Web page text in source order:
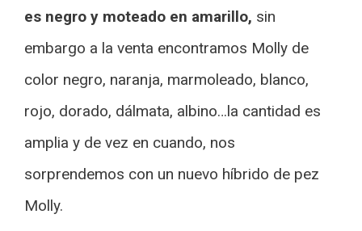
es negro y moteado en amarillo, sin
embargo a la venta encontramos Molly de
color negro, naranja, marmoleado, blanco,
rojo, dorado, dálmata, albino…la cantidad es
amplia y de vez en cuando, nos
sorprendemos con un nuevo híbrido de pez
Molly.